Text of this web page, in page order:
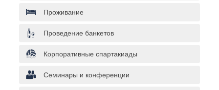
Проживание
Проведение банкетов
Корпоративные спартакиады
Семинары и конференции